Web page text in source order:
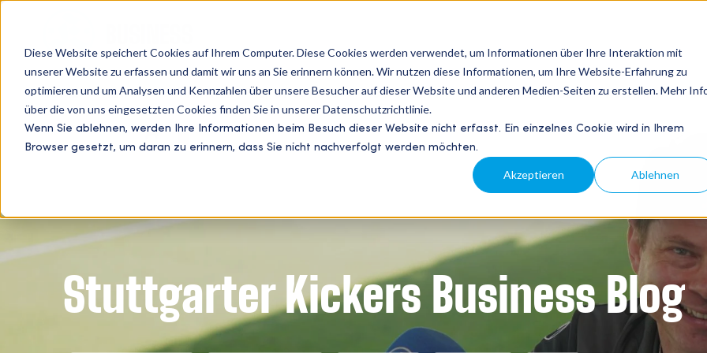
Diese Website speichert Cookies auf Ihrem Computer. Diese Cookies werden verwendet, um Informationen über Ihre Interaktion mit
unserer Website zu erfassen und damit wir uns an Sie erinnern können. Wir nutzen diese Informationen, um Ihre Website-Erfahrung zu
optimieren und um Analysen und Kennzahlen über unsere Besucher auf dieser Website und anderen Medien-Seiten zu erstellen. Mehr
über die von uns eingesetzten Cookies finden Sie in unserer Datenschutzrichtlinie.
Wenn Sie ablehnen, werden Ihre Informationen beim Besuch dieser Website nicht erfasst. Ein einzelnes Cookie wird in Ihrem
Browser gesetzt, um daran zu erinnern, dass Sie nicht nachverfolgt werden möchten.
Akzeptieren Ablehnen
HOME NEWS PARTNER SPONSORING HOSPITALITY VERANSTALTUNGEN KONTAKT
Stuttgarter Kickers Business Blog